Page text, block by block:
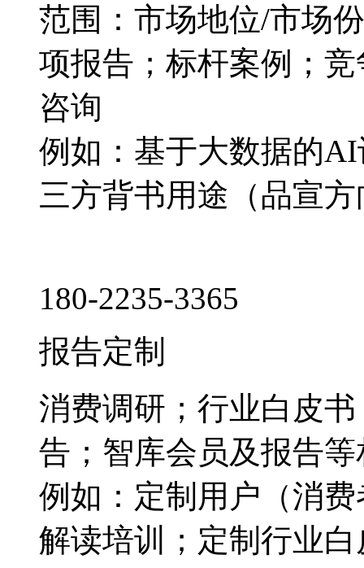
范围：市场地位/市场
项报告；标杆案例；
咨询
例如：基于大数据的
三方背书用途（品宣
180-2235-3365
报告定制
消费调研；行业白皮
告；智库会员及报告
例如：定制用户（消
解读培训；定制行业